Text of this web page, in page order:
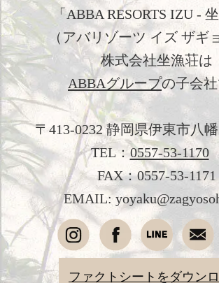
「ABBA RESORTS IZU - 坐
（アバリゾーツ イズ ザギ
株式会社坐漁荘は
ABBAグループの子会
〒413-0232 静岡県伊東市八
TEL：0557-53-1170
FAX：0557-53-1171
EMAIL:
ファクトシートをダウン
日本文化体験
観光のご案内
フォトギャラリー
おすすめ宿泊プラン
お問い合わせ
よくあるご質問
プライバシーポリシー
会社概要
採用情報